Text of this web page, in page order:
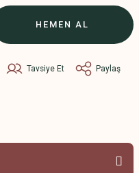
HEMEN AL
Tavsiye Et Paylaş